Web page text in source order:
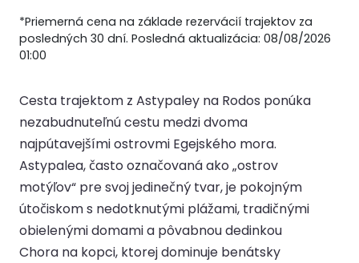
*Priemerná cena na základe rezervácií trajektov za
posledných 30 dní. Posledná aktualizácia: 08/08/2026
01:00
Cesta trajektom z Astypaley na Rodos ponúka
nezabudnuteľnú cestu medzi dvoma
najpútavejšími ostrovmi Egejského mora.
Astypalea, často označovaná ako „ostrov
motýľov“ pre svoj jedinečný tvar, je pokojným
útočiskom s nedotknutými plážami, tradičnými
obielenými domami a pôvabnou dedinkou
Chora na kopci, ktorej dominuje benátsky